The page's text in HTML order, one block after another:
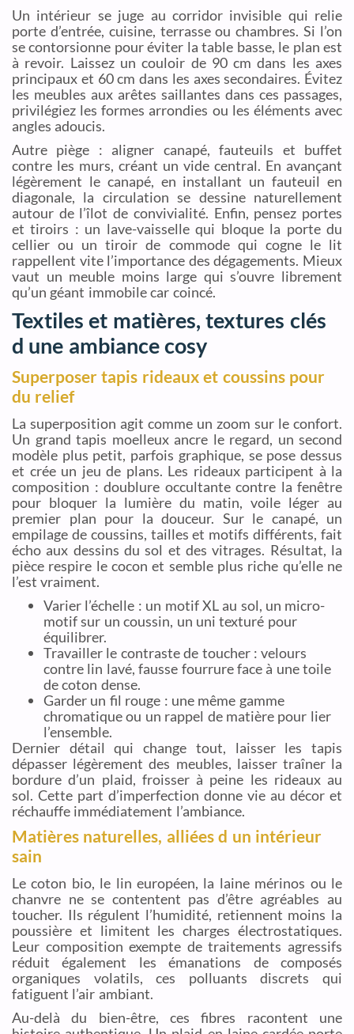
Un intérieur se juge au corridor invisible qui relie
porte d’entrée, cuisine, terrasse ou chambres. Si l’on
se contorsionne pour éviter la table basse, le plan est
à revoir. Laissez un couloir de 90 cm dans les axes
principaux et 60 cm dans les axes secondaires. Évitez
les meubles aux arêtes saillantes dans ces passages,
privilégiez les formes arrondies ou les éléments avec
angles adoucis.
Autre piège : aligner canapé, fauteuils et buffet
contre les murs, créant un vide central. En avançant
légèrement le canapé, en installant un fauteuil en
diagonale, la circulation se dessine naturellement
autour de l’îlot de convivialité. Enfin, pensez portes
et tiroirs : un lave-vaisselle qui bloque la porte du
cellier ou un tiroir de commode qui cogne le lit
rappellent vite l’importance des dégagements. Mieux
vaut un meuble moins large qui s’ouvre librement
qu’un géant immobile car coincé.
Textiles et matières, textures clés
d une ambiance cosy
Superposer tapis rideaux et coussins pour
du relief
La superposition agit comme un zoom sur le confort.
Un grand tapis moelleux ancre le regard, un second
modèle plus petit, parfois graphique, se pose dessus
et crée un jeu de plans. Les rideaux participent à la
composition : doublure occultante contre la fenêtre
pour bloquer la lumière du matin, voile léger au
premier plan pour la douceur. Sur le canapé, un
empilage de coussins, tailles et motifs différents, fait
écho aux dessins du sol et des vitrages. Résultat, la
pièce respire le cocon et semble plus riche qu’elle ne
l’est vraiment.
Varier l’échelle : un motif XL au sol, un micro-
motif sur un coussin, un uni texturé pour
équilibrer.
Travailler le contraste de toucher : velours
contre lin lavé, fausse fourrure face à une toile
de coton dense.
Garder un fil rouge : une même gamme
chromatique ou un rappel de matière pour lier
l’ensemble.
Dernier détail qui change tout, laisser les tapis
dépasser légèrement des meubles, laisser traîner la
bordure d’un plaid, froisser à peine les rideaux au
sol. Cette part d’imperfection donne vie au décor et
réchauffe immédiatement l’ambiance.
Matières naturelles, alliées d un intérieur
sain
Le coton bio, le lin européen, la laine mérinos ou le
chanvre ne se contentent pas d’être agréables au
toucher. Ils régulent l’humidité, retiennent moins la
poussière et limitent les charges électrostatiques.
Leur composition exempte de traitements agressifs
réduit également les émanations de composés
organiques volatils, ces polluants discrets qui
fatiguent l’air ambiant.
Au-delà du bien-être, ces fibres racontent une